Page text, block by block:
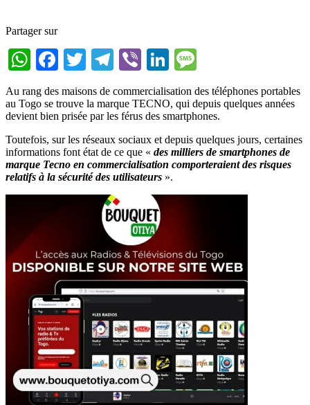
Partager sur
WhatsApp
Facebook
TwitterTelegram
ViberLinkedIn
Au rang des maisons de commercialisation des téléphones portables
au Togo se trouve la marque TECNO, qui depuis quelques années
devient bien prisée par les férus des smartphones.
Toutefois, sur les réseaux sociaux et depuis quelques jours, certaines
informations font état de ce que « des milliers de smartphones de
marque Tecno en commercialisation comporteraient des risques
relatifs à la sécurité des utilisateurs ».